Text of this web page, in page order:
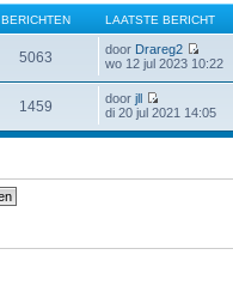
BERICHTEN LAATSTE BERICHT
5063 door Drareg2
wo 12 jul 2023 10:22
1459 doorjll
di 20 jul 2021 14:05